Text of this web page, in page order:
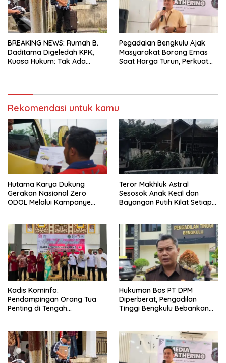
BREAKING NEWS: Rumah B.
Daditama Digeledah KPK,
Kuasa Hukum: Tak Ada
Pegadaian Bengkulu Ajak
Masyarakat Borong Emas
Saat Harga Turun, Perkuat
Rekomendasi untuk kamu
Hutama Karya Dukung
Gerakan Nasional Zero
ODOL Melalui Kampanye
Teror Makhluk Astral
Sesosok Anak Kecil dan
Bayangan Putih Kilat Setiap
Kadis Kominfo:
Pendampingan Orang Tua
Penting di Tengah
Hukuman Bos PT DPM
Diperberat, Pengadilan
Tinggi Bengkulu Bebankan